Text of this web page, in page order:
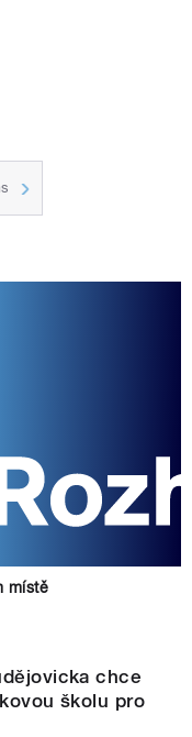
místě
chce
školu pro